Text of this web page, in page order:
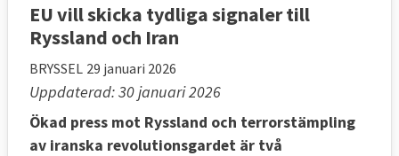
EU vill skicka tydliga signaler till
Ryssland och Iran
BRYSSEL 29 januari 2026
Uppdaterad: 30 januari 2026
Ökad press mot Ryssland och terrorstämpling
av iranska revolutionsgardet är två